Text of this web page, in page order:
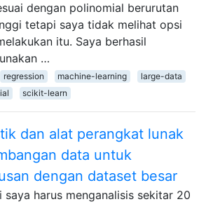
dengan polinomial berurutan
tetapi saya tidak melihat opsi
itu. Saya berhasil
…
regression machine-learning
large-data
scikit-learn
dan alat perangkat lunak
data untuk
dengan dataset besar
saya harus menganalisis sekitar 20